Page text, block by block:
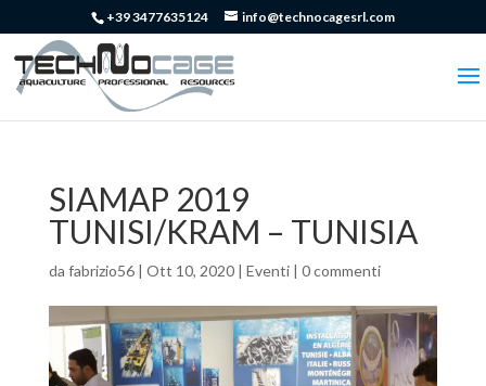
+39 3477635124 info@technocagesrl.com
SIAMAP 2019
TUNISI/KRAM – TUNISIA
da fabrizio56| Ott 10, 2020| Eventi| 0 commenti